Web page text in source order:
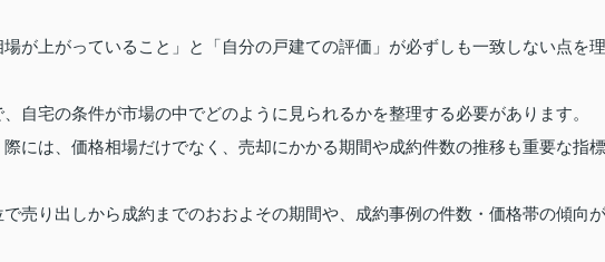
が上がっていること」と「自分の戸建ての評価」が必ずしも一致しない点を理
自宅の条件が市場の中でどのように見られるかを整理する必要があります。
には、価格相場だけでなく、売却にかかる期間や成約件数の推移も重要な指標
売り出しから成約までのおおよその期間や、成約事例の件数・価格帯の傾向が